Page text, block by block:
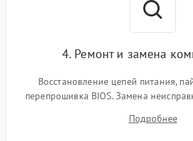
4. Ремонт и замена
Восстановление цепей питания,
перепрошивка BIOS. Замена
видеокарты, процессора или
восстановления и повышения
Подробнее